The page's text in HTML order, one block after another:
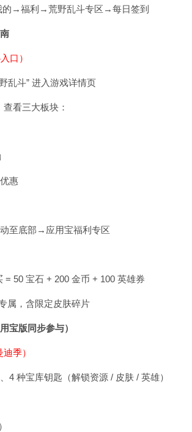
的→福利→荒野乱斗专区→每日签到
口）
乱斗” 进入游戏详情页
查看三大板块：
惠
至底部→应用宝福利专区
= 50 宝石 + 200 金币 + 100 英雄券
属，含限定皮肤碎片
宝版同步参与）
季）
4 种宝库钥匙（解锁资源 / 皮肤 / 英雄）